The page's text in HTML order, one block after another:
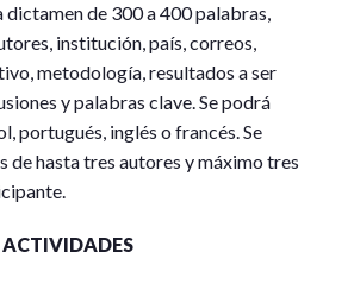
dictamen de 300 a 400 palabras,
institución, país, correos,
metodología, resultados a ser
y palabras clave. Se podrá
portugués, inglés o francés. Se
de hasta tres autores y máximo tres
ACTIVIDADES